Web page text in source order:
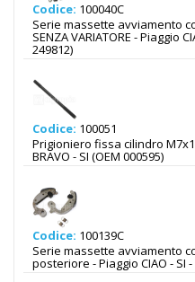
Codice: 100040C
Serie massette avviamento
SENZA VARIATORE - Piaggio
249812)
Codice: 100051
Prigioniero fissa cilindro
BRAVO - SI (OEM 000595)
Codice: 100139C
Serie massette avviamento
posteriore - Piaggio CIAO - SI -